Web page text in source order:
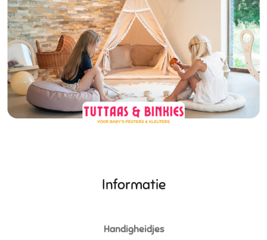
Informatie
Handigheidjes